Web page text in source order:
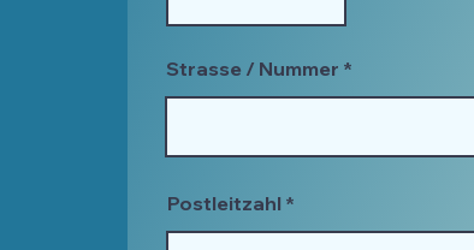
Strasse / Nummer
Postleitzahl